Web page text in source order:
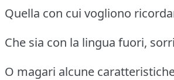
Quella con cui vogliono
Che sia con la lingua fuori,
O magari alcune